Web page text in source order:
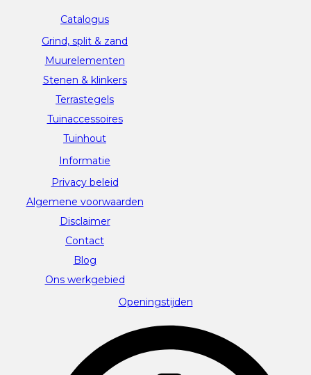
Catalogus
Grind, split & zand
Muurelementen
Stenen & klinkers
Terrastegels
Tuinaccessoires
Tuinhout
Informatie
Privacy beleid
Algemene voorwaarden
Disclaimer
Contact
Blog
Ons werkgebied
Openingstijden